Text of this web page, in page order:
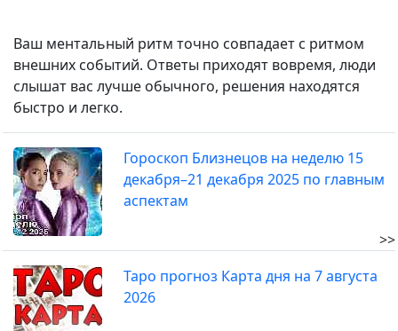
Ваш ментальный ритм точно совпадает с ритмом
внешних событий. Ответы приходят вовремя, люди
слышат вас лучше обычного, решения находятся
быстро и легко.
Гороскоп Близнецов на неделю 15
декабря–21 декабря 2025 по главным
аспектам
>>
Таро прогноз Карта дня на 7 августа
2026